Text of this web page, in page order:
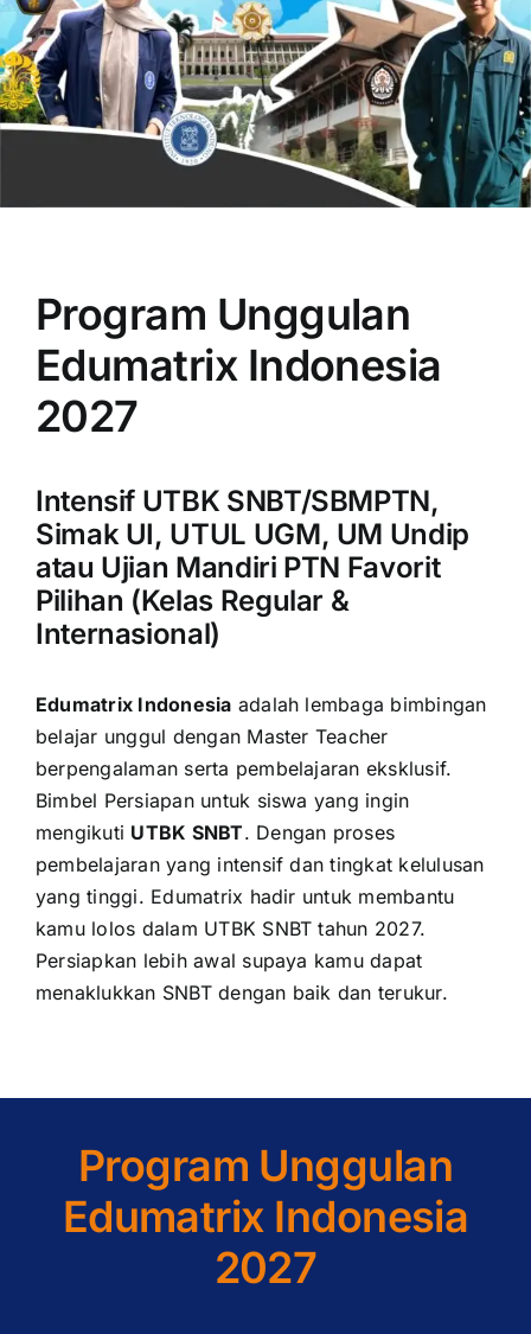
OUR PROGRAM
CONTACT US
Program Unggulan
Edumatrix Indonesia
2027
Intensif UTBK SNBT/SBMPTN,
Simak UI, UTUL UGM, UM Undip
atau Ujian Mandiri PTN Favorit
Pilihan (Kelas Regular &
Internasional)
Edumatrix Indonesia adalah lembaga bimbingan
belajar unggul dengan Master Teacher
berpengalaman serta pembelajaran eksklusif.
Bimbel Persiapan untuk siswa yang ingin
mengikuti UTBK SNBT. Dengan proses
pembelajaran yang intensif dan tingkat kelulusan
yang tinggi. Edumatrix hadir untuk membantu
kamu lolos dalam UTBK SNBT tahun 2027.
Persiapkan lebih awal supaya kamu dapat
menaklukkan SNBT dengan baik dan terukur.
Program Unggulan
Edumatrix Indonesia
2027